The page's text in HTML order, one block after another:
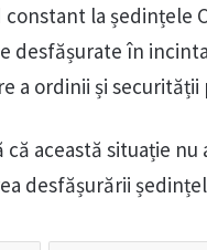
la ședințele
desfășurate în
a ordinii și securității
această situație
desfășurării